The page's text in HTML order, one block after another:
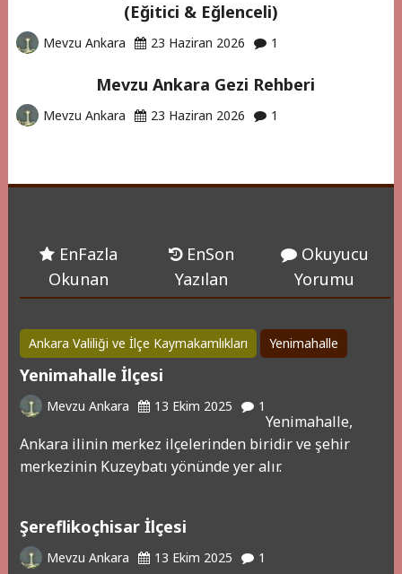
(Eğitici & Eğlenceli)
Mevzu Ankara 23 Haziran 2026 1
Mevzu Ankara Gezi Rehberi
Mevzu Ankara 23 Haziran 2026 1
EnFazla
Okunan
EnSon
Yazılan
Okuyucu
Yorumu
Ankara Valiliği ve İlçe Kaymakamlıkları Yenimahalle
Yenimahalle İlçesi
Mevzu Ankara 13 Ekim 2025 1
Yenimahalle,
Ankara ilinin merkez ilçelerinden biridir ve şehir
merkezinin Kuzeybatı yönünde yer alır.
Şereflikoçhisar İlçesi
Mevzu Ankara 13 Ekim 2025 1